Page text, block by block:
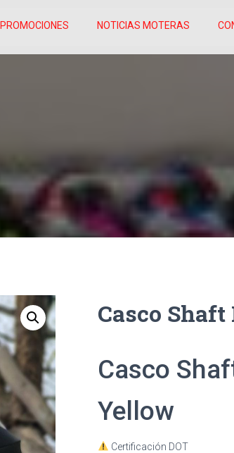
PROMOCIONES NOTICIAS MOTERAS
Casco
Casco
Yellow
Certificación DOT